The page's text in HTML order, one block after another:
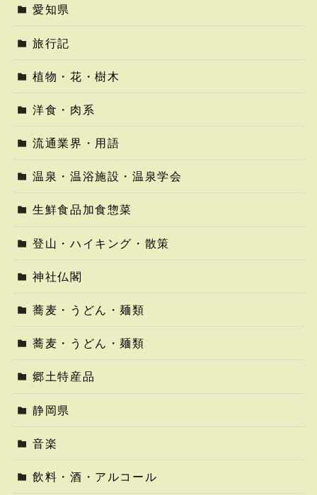
愛知県
旅行記
植物・花・樹木
洋食・肉系
流通業界・用語
温泉・温浴施設・温泉学会
生鮮食品加食惣菜
登山・ハイキング・散策
神社仏閣
蕎麦・うどん・麺類
蕎麦・うどん・麺類
郷土特産品
静岡県
音楽
飲料・酒・アルコール